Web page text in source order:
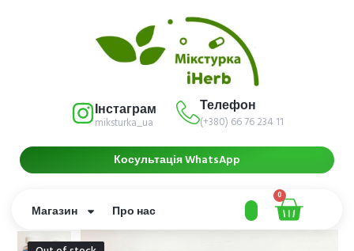
Інстаграм
miksturka_ua
Телефон
(+380) 66 76 234 11
Косультація WhatsApp
Магазин Про нас
0